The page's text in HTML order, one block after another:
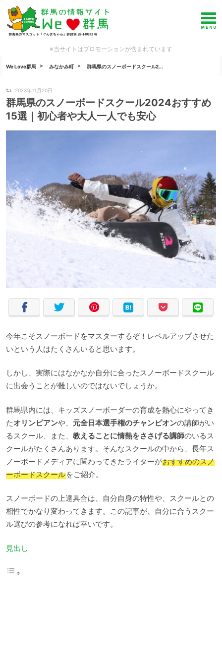
※当サイトはプロモーションが含まれています
We Love群馬 みなかみ町 群馬県のスノーボードスクール2...
2023年11月20日
群馬県のスノーボードスクール2024おすすめ
15選｜初心者や大人一人でも安心
今年こそスノーボードをマスターするぞ！レベルアップさせた
いという人はたくさんいると思います。
しかし、実際にはなかなか自分に合ったスノーボードスクール
に出会うことが難しいのではないでしょうか。
群馬県内には、キッズスノーボーダーの育成を熱心にやってき
たオリンピアンや、 元全日本選手権のチャンピオンの講師がい
るスクール、また、 教えることに情熱をささげる講師のいるス
クールがたくさんあります。そんなスクールの中から、長年ス
ノーボードメディアに関わってきたライターがおすすめのスノ
ーボードスクールをご紹介。
スノーボードの上達具合は、自分自身の特性や、スクールとの
相性でかなり変わってきます。この記事が、自分に合うスクー
ル選びの参考になれば幸いです。
見出し